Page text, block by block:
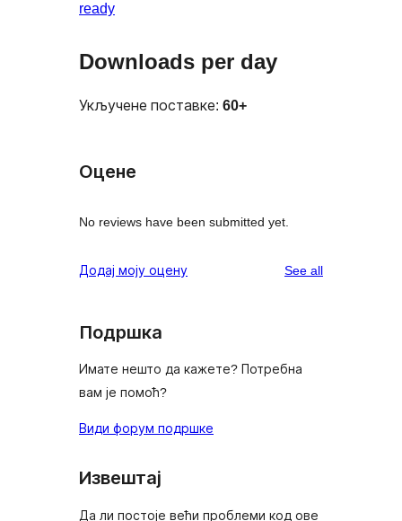
ready
Downloads per day
Укључене поставке: 60+
Оцене
No reviews have been submitted yet.
Додај моју оцену See allreviews
Подршка
Имате нешто да кажете? Потребна
вам је помоћ?
Види форум подршке
Извештај
Да ли постоје већи проблеми код ове